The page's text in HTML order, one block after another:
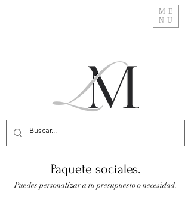
ME
NU
Paquete sociales.
Puedes personalizar a tu presupuesto o necesidad.